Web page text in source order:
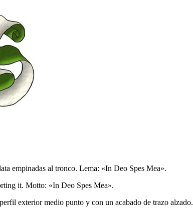
empinadas al tronco. Lema: «In Deo Spes Mea».
it. Motto: «In Deo Spes Mea».
exterior medio punto y con un acabado de trazo alzado.